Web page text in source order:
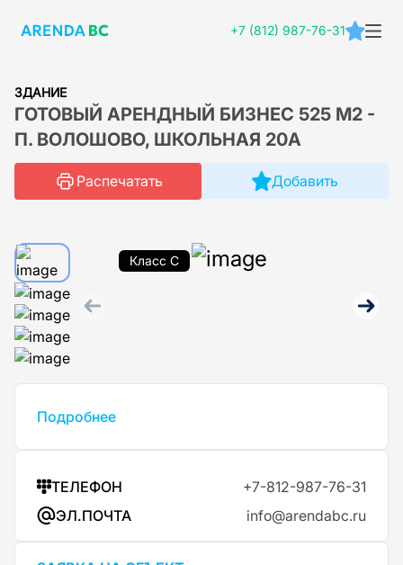
+7 (812) 987-76-31
ЗДАНИЕ
ГОТОВЫЙ АРЕНДНЫЙ БИЗНЕС 525 М2 -
П. ВОЛОШОВО, ШКОЛЬНАЯ 20А
Распечатать Добавить
Класс C
Подробнее
ТЕЛЕФОН
+7-812-987-76-31
ЭЛ.ПОЧТА
info@arendabc.ru